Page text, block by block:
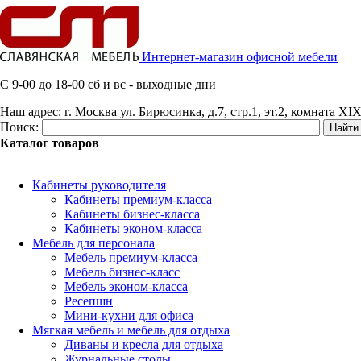
Интернет-магазин офисной мебели
C 9-00 до 18-00 сб и вс - выходные дни
Наш адрес: г. Москва ул. Бирюсинка, д.7, стр.1, эт.2, комната
Поиск:
Каталог товаров
Кабинеты руководителя
Кабинеты премиум-класса
Кабинеты бизнес-класса
Кабинеты эконом-класса
Мебель для персонала
Мебель премиум-класса
Мебель бизнес-класс
Мебель эконом-класса
Ресепшн
Мини-кухни для офиса
Мягкая мебель и мебель для отдыха
Диваны и кресла для отдыха